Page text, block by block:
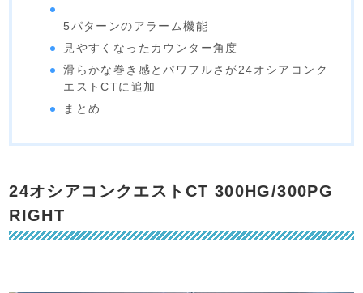
5パターンのアラーム機能
見やすくなったカウンター角度
滑らかな巻き感とパワフルさが24オシアコンク
エストCTに追加
まとめ
24オシアコンクエストCT 300HG/300PG
RIGHT